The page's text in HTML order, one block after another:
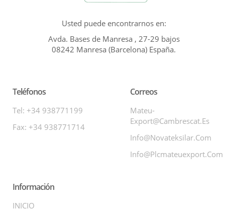
Usted puede encontrarnos en:
Avda. Bases de Manresa , 27-29 bajos
08242 Manresa (Barcelona) España.
Teléfonos
Tel: +34 938771199
Fax: +34 938771714
Correos
Mateu-
Export@cambrescat.es
Info@novateksilar.com
Info@plcmateuexport.com
Información
INICIO